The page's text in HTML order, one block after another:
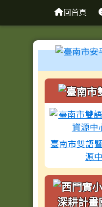
臺南市安
回首頁
工具列
左邊區
臺南市雙語
源
頁尾區域